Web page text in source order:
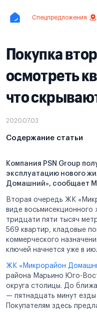
Спецпредложения
Покупка
осмотреть
что
2020.07.03
Содержание статьи
Компания PSN Group
эксплуатацию нового
Домашний», сообщает
Вторая очередь ЖК
виде
тридцати пяти тысяч
569 квартир, кладовые
коммерческого
ключей начнется уже в
ЖК «Микрорайон
района Марьино Юго-
округа столицы. До
— пятнадцать минут
Покупателям здесь